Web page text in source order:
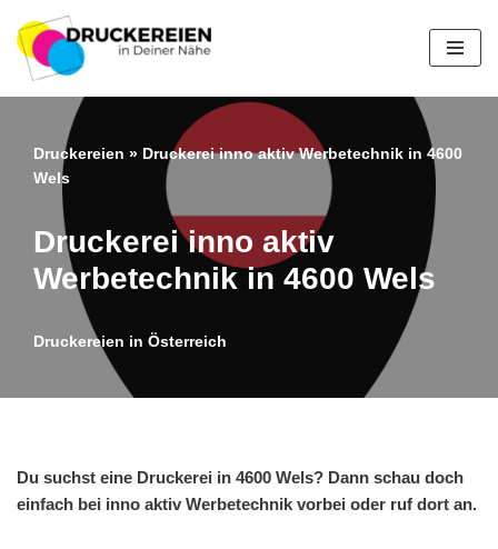
Zum
Inhalt
springen
Druckereien » Druckerei inno aktiv Werbetechnik in 4600
Wels
Druckerei inno aktiv
Werbetechnik in 4600 Wels
Druckereien in Österreich
Du suchst eine Druckerei in 4600 Wels? Dann schau doch
einfach bei inno aktiv Werbetechnik vorbei oder ruf dort an.